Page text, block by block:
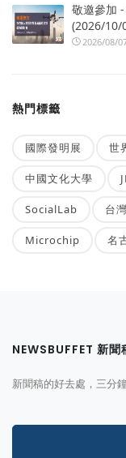
敬邀參加
(2026/10/
2026/08/
熱門標籤
國際發明展 世
中國文化大學
SocialLab 台
Microchip 名
NEWSBUFFET 新聞
新聞稿的好去處，三分